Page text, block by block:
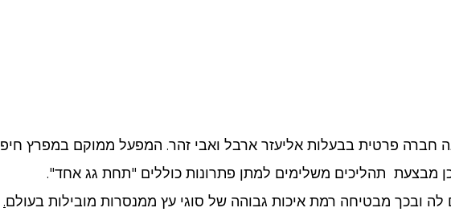
מבצעת תהליכים משלימים למתן פתרונות כוללים "תחת גג אחד".
ובכך מבטיחה רמת איכות גבוהה של סוגי עץ ממנסרות מובילות בעולם.